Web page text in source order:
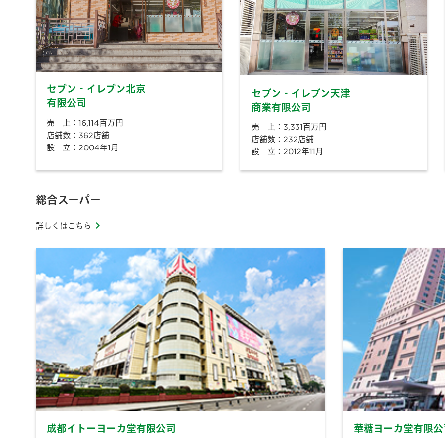
セブン‐イレブン北京
有限公司
売 上：16,114百万円
店舗数：362店舗
設 立：2004年1月
セブン‐イレブン天津
商業有限公司
売 上：3,331百万円
店舗数：232店舗
設 立：2012年11月
総合スーパー
詳しくはこちら
成都イトーヨーカ堂有限公司 華糖ヨーカ堂有限